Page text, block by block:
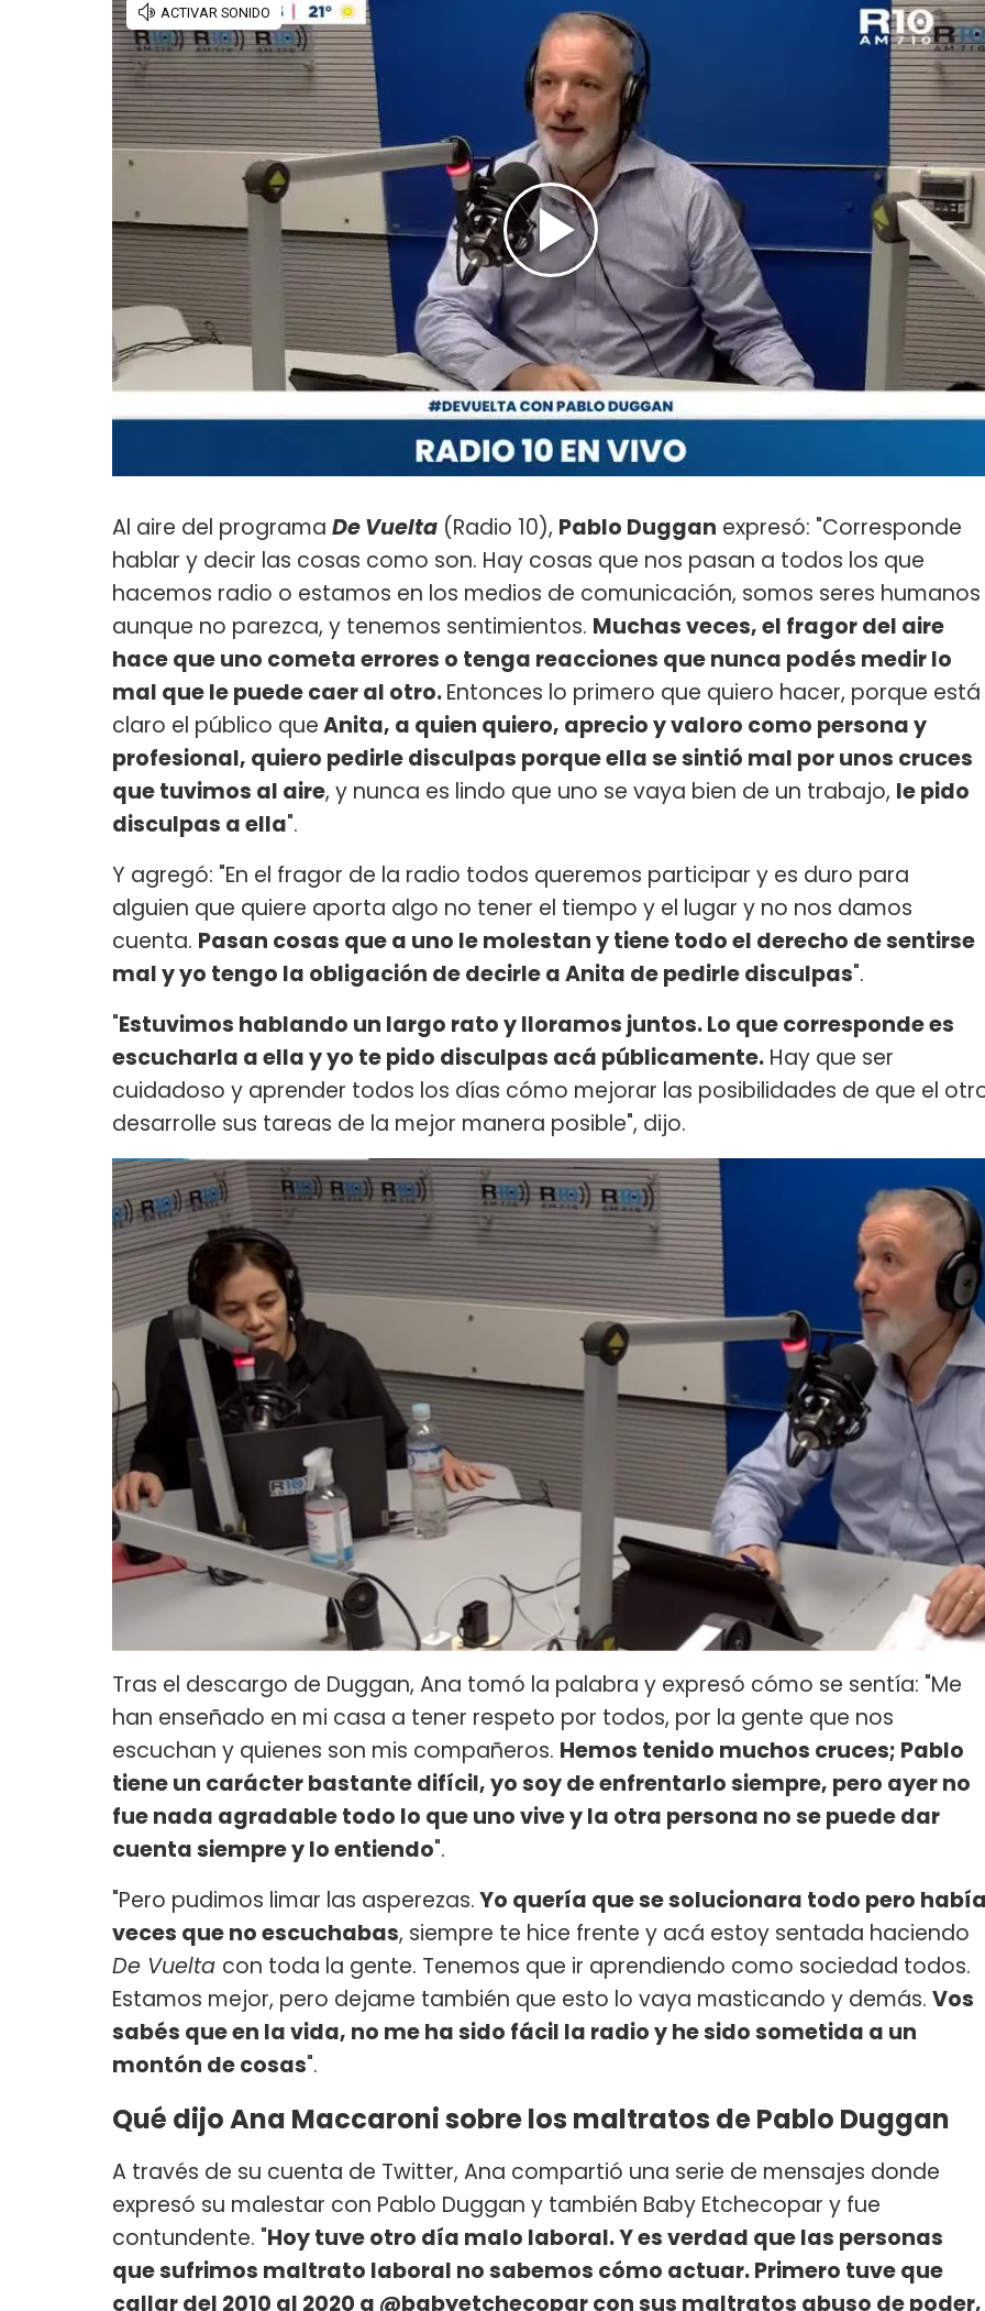
Al aire del programa De Vuelta (Radio 10), Pablo Duggan expresó: "Corresponde
hablar y decir las cosas como son. Hay cosas que nos pasan a todos los que
hacemos radio o estamos en los medios de comunicación, somos seres humanos
aunque no parezca, y tenemos sentimientos. Muchas veces, el fragor del aire
hace que uno cometa errores o tenga reacciones que nunca podés medir lo
mal que le puede caer al otro.Entonces lo primero que quiero hacer, porque está
claro el público queAnita, a quien quiero, aprecio y valoro como persona y
profesional, quiero pedirle disculpas porque ella se sintió mal por unos cruces
que tuvimos al aire, y nunca es lindo que uno se vaya bien de un trabajo, le pido
disculpas a ella".
Y agregó: "En el fragor de la radio todos queremos participar y es duro para
alguien que quiere aporta algo no tener el tiempo y el lugar y no nos damos
cuenta. Pasan cosas que a uno le molestan y tiene todo el derecho de sentirse
mal y yo tengo la obligación de decirle a Anita de pedirle disculpas".
"Estuvimos hablando un largo rato y lloramos juntos. Lo que corresponde es
escucharla a ella y yo te pido disculpas acá públicamente. Hay que ser
cuidadoso y aprender todos los días cómo mejorar las posibilidades de que el
desarrolle sus tareas de la mejor manera posible", dijo.
Tras el descargo de Duggan, Ana tomó la palabra y expresó cómo se sentía: "Me
han enseñado en mi casa a tener respeto por todos, por la gente que nos
escuchan y quienes son mis compañeros. Hemos tenido muchos cruces; Pablo
tiene un carácter bastante difícil, yo soy de enfrentarlo siempre, pero ayer no
fue nada agradable todo lo que uno vive y la otra persona no se puede dar
cuenta siempre y lo entiendo".
"Pero pudimos limar las asperezas.Yo quería que se solucionara todo pero
veces que no escuchabas, siempre te hice frente y acá estoy sentada haciendo
De Vuelta con toda la gente. Tenemos que ir aprendiendo como sociedad todos.
Estamos mejor, pero dejame también que esto lo vaya masticando y demás. Vos
sabés que en la vida, no me ha sido fácil la radio y he sido sometida a un
montón de cosas".
Qué dijo Ana Maccaroni sobre los maltratos de Pablo Duggan
A través de su cuenta de Twitter, Ana compartió una serie de mensajes donde
expresó su malestar con Pablo Duggan y también Baby Etchecopar y fue
contundente. "Hoy tuve otro día malo laboral. Y es verdad que las personas
que sufrimos maltrato laboral no sabemos cómo actuar. Primero tuve que
callar del 2010 al 2020 a @babyetchecopar con sus maltratos abuso de poder,